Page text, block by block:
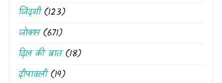
जिंदगी(123)
जोक्स(671)
दिल की बात(18)
दीपावली(19)